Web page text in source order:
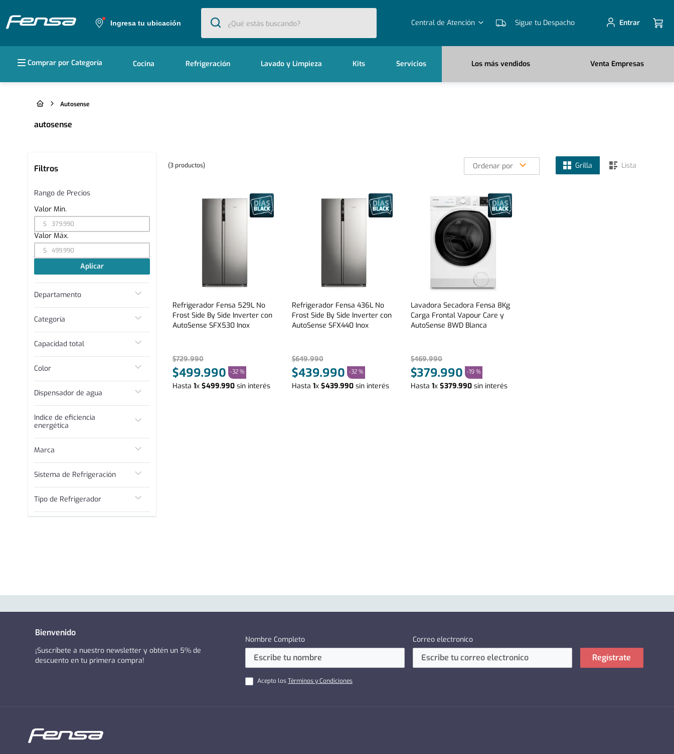
Ingresa tu ubicación
¿Qué estás buscando?
1. cocina 5 platos
secadora
Central de Atención Sigue tu Despacho Entrar
Comprar por Categoría Cocina Refrigeración Lavado y Limpieza Kits Servicios Los más vendidos Venta Empresas
Autosense
autosense
Filtros
Departamento
Lavado
Lavadora secadora
Categoría
Lavadora secadora
Capacidad total
Mas de 500 L
Color
Blanco
Dispensador de agua
Indice de eficiencia
energética
Marca
Sistema de Refrigeración
Tipo de Refrigerador
Side By Side
Rango de Precios
$
$
Aplicar
3productos Ordenar por Grilla Lista
Refrigerador Fensa 529L No
Frost Side By Side Inverter con
AutoSense SFX530 Inox
$729.990
$499.990 -32 %
Hasta 1x $499.990sin interés
Refrigerador Fensa 436L No
Frost Side By Side Inverter con
AutoSense SFX440 Inox
$649.990
$439.990 -32 %
Hasta 1x $439.990sin interés
Lavadora Secadora Fensa 8Kg
Carga Frontal Vapour Care y
AutoSense 8WD Blanca
$469.990
$379.990 -19 %
Hasta1x$379.990 sin interés
Bienvenido
¡Suscríbete a nuestro newsletter y obtén un 5% de
descuento en tu primera compra!
Nombre Completo Correo electronico
Acepto losTérminos y Condiciones
Regístrate